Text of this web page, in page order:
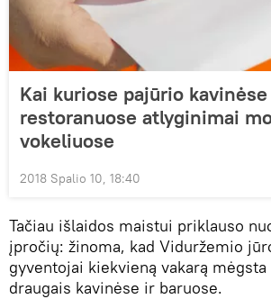
Kai kuriose pajūrio
restoranuose atlyginimai
vokeliuose
2018 Spalio 10, 18:40
Tačiau išlaidos maistui priklauso
įpročių: žinoma, kad Viduržemio
gyventojai kiekvieną vakarą
draugais kavinėse ir baruose.